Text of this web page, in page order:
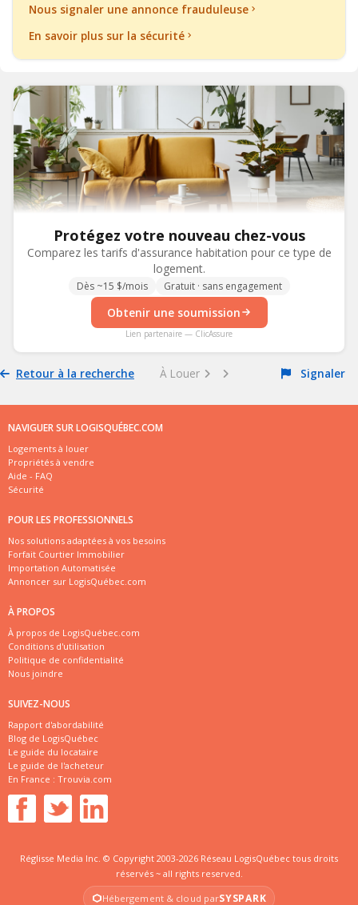
Nous signaler une annonce frauduleuse
En savoir plus sur la sécurité
Protégez votre nouveau chez-vous
Comparez les tarifs d'assurance habitation pour ce type de
logement.
Dès ~15 $/mois Gratuit · sans engagement
Obtenir une soumission
Lien partenaire — ClicAssure
Retour à la recherche À Louer Signaler
NAVIGUER SUR LOGISQUÉBEC.COM
Logements à louer
Propriétés à vendre
Aide - FAQ
Sécurité
POUR LES PROFESSIONNELS
Nos solutions adaptées à vos besoins
Forfait Courtier Immobilier
Importation Automatisée
Annoncer sur LogisQuébec.com
À PROPOS
À propos de LogisQuébec.com
Conditions d'utilisation
Politique de confidentialité
Nous joindre
SUIVEZ-NOUS
Rapport d'abordabilité
Blog de LogisQuébec
Le guide du locataire
Le guide de l'acheteur
En France : Trouvia.com
Réglisse Media Inc. © Copyright 2003-2026 Réseau LogisQuébec tous droits
réservés ~ all rights reserved.
Hébergement & cloud parSYSPARK